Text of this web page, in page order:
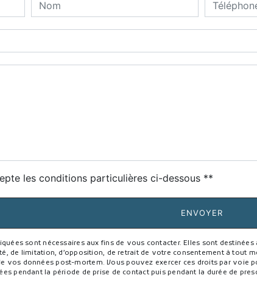
le bandeau des cookies
les conditions particulières ci-dessous **
ENVOYER
sont nécessaires aux fins de vous contacter. Elles sont
de limitation, d’opposition, de retrait de votre consentement à tout
vos données post-mortem. Vous pouvez exercer ces droits par
pendant la période de prise de contact puis pendant la durée de